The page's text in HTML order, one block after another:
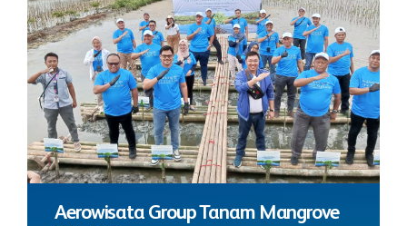
Aerowisata Group Tanam Mangrove